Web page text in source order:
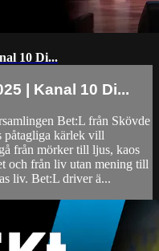
10 Di...
| Kanal 10 Di...
Bet:L från Skövde
påtagliga kärlek vill
från mörker till ljus, kaos
och från liv utan mening till
liv. Bet:L driver ä...